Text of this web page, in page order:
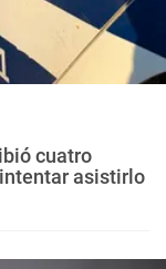
cuatro
asistirlo